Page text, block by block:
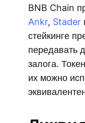
BNB Chain
Ankr, Stader
стейкинге
передавать
залога.
их можно